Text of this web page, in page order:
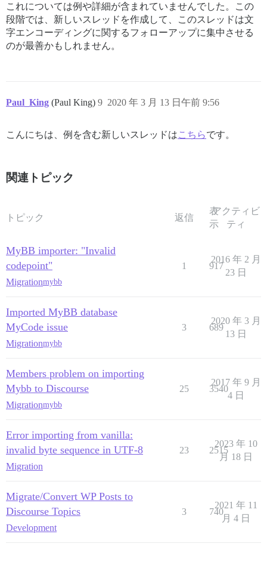
これについては例や詳細が含まれていませんでした。この
段階では、新しいスレッドを作成して、このスレッドは文
字エンコーディングに関するフォローアップに集中させる
のが最善かもしれません。
Paul_King (Paul King) 2020 年 3 月 13 日午前 9:56
9
こんにちは、例を含む新しいスレッドはこちらです。
関連トピック
トピック 返信
表
示
アクティビ
ティ
MyBB importer: "Invalid
codepoint"
Migrationmybb
1 917
2016 年 2 月
23 日
Imported MyBB database
MyCode issue
Migrationmybb
3 689
2020 年 3 月
13 日
Members problem on importing
Mybb to Discourse
Migrationmybb
25 3540
2017 年 9 月
4 日
Error importing from vanilla:
invalid byte sequence in UTF-8
Migration
23 2515
2023 年 10
月 18 日
Migrate/Convert WP Posts to
Discourse Topics
Development
3 740
2021 年 11
月 4 日